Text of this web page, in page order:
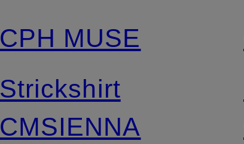
CPH MUSE
Strickshirt
CMSIENNA